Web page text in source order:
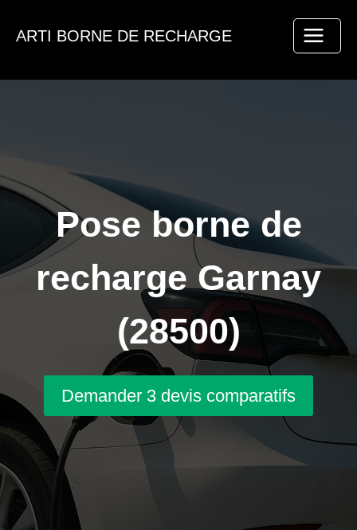
ARTI BORNE DE RECHARGE
Pose borne de
recharge Garnay
(28500)
Demander 3 devis comparatifs